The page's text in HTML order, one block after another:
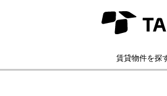
賃貸物件を探